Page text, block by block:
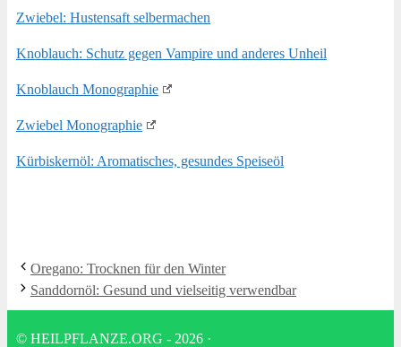
Zwie­bel: Hus­ten­saft selbermachen
Knob­lauch: Schutz gegen Vam­pi­re und ande­res Unheil
Knob­lauch Monographie
Zwie­bel Monographie
Kür­bis­kern­öl: Aro­ma­ti­sches, gesun­des Speiseöl
Ore­ga­no: Trock­nen für den Winter
Sand­dorn­öl: Gesund und viel­sei­tig verwendbar
© HEILPFLANZE.ORG - 2026 ·